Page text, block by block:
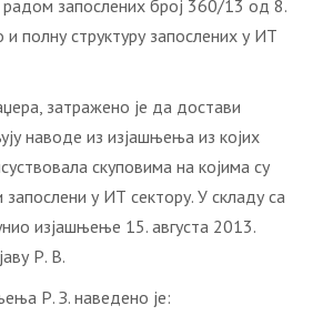
радом запослених број 360/13 од 8.
и полну структуру запослених у ИТ
затражено је да достави
наводе из изјашњења из којих
скуповима на којима су
запослени у ИТ сектору. У складу са
изјашњење 15. августа 2013.
Р. В.
Р. З. наведено је: